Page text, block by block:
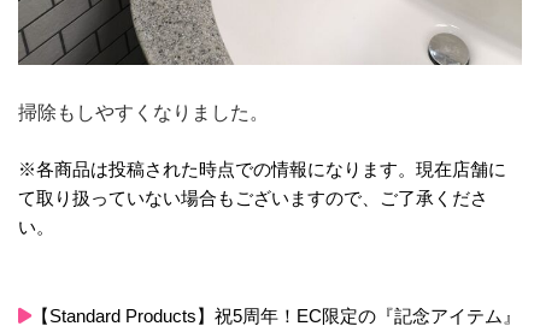
掃除もしやすくなりました。
※各商品は投稿された時点での情報になります。現在店舗に
て取り扱っていない場合もございますので、ご了承くださ
い。
【Standard Products】祝5周年！EC限定の『記念アイテム』